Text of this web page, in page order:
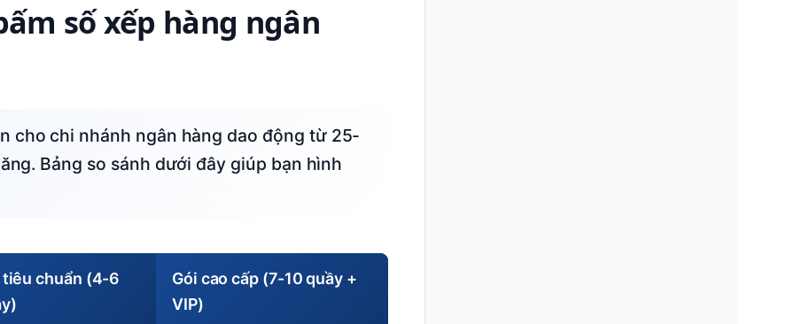
số xếp hàng ngân
Bảng so sánh dưới đây giúp bạn hình
tiêu chuẩn (4-6
Gói cao cấp (7-10 quầy +
VIP)